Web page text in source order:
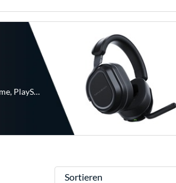
Geeignet für: Mobile Abspielgeräte, Mobiltelefone, PC-Systeme, PlayStation 4, PlayStation 5
Sortieren